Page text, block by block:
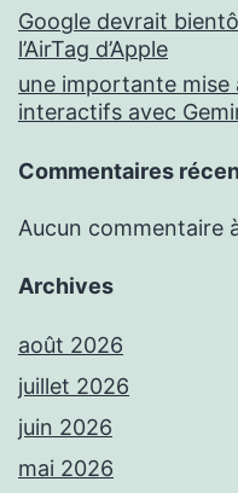
Google devrait
l’AirTag d’Apple
une importante mise
interactifs avec
Commentaires
Aucun commentaire
Archives
août 2026
juillet 2026
juin 2026
mai 2026